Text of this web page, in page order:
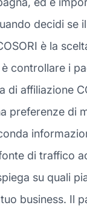
decidi se
è la
controllare i
di affiliazione
preferenze di
di traffico
su quali
business. Il